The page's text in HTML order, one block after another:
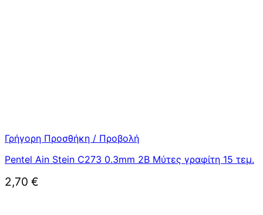
Γρήγορη Προσθήκη / Προβολή
Pentel Ain Stein C273 0.3mm 2B Μύτες γραφίτη 15 τεμ.
2,70 €